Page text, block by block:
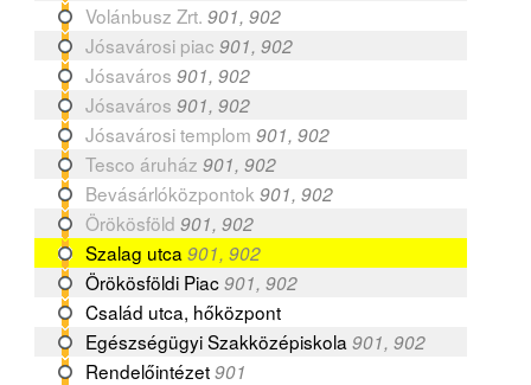
Volánbusz Zrt. 901, 902
Jósavárosi piac 901, 902
Jósaváros 901, 902
Jósaváros 901, 902
Jósavárosi templom 901, 902
Tesco áruház 901, 902
Bevásárlóközpontok 901, 902
Örökösföld 901, 902
Szalag utca 901, 902
Örökösföldi Piac901, 902
Család utca, hőközpont
Egészségügyi Szakközépiskola 901, 902
Rendelőintézet901